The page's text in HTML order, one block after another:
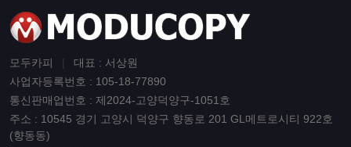
모두카피
대표 : 서상원
사업자등록번호 : 105-18-77890
통신판매업번호 : 제2024-고양덕양구-1051호
주소 : 10545 경기 고양시 덕양구 향동로 201 GL메트로시티 922호
(향동동)